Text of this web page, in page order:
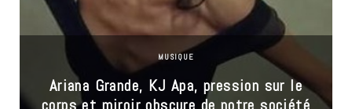
MUSIQUE
Ariana Grande, KJ Apa, pression sur le